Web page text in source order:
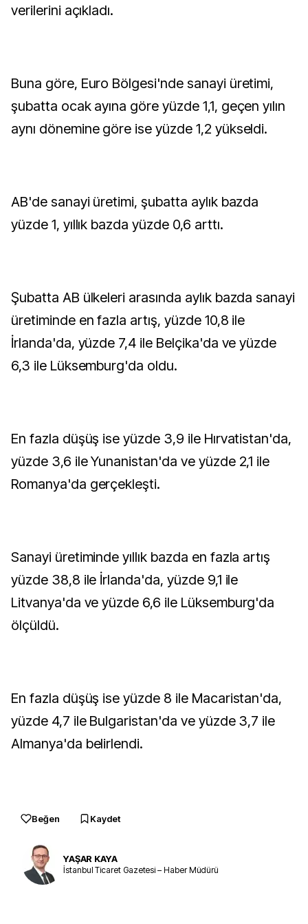
verilerini açıkladı.
Buna göre, Euro Bölgesi'nde sanayi üretimi,
şubatta ocak ayına göre yüzde 1,1, geçen yılın
aynı dönemine göre ise yüzde 1,2 yükseldi.
AB'de sanayi üretimi, şubatta aylık bazda
yüzde 1, yıllık bazda yüzde 0,6 arttı.
Şubatta AB ülkeleri arasında aylık bazda sanayi
üretiminde en fazla artış, yüzde 10,8 ile
İrlanda'da, yüzde 7,4 ile Belçika'da ve yüzde
6,3 ile Lüksemburg'da oldu.
En fazla düşüş ise yüzde 3,9 ile Hırvatistan'da,
yüzde 3,6 ile Yunanistan'da ve yüzde 2,1 ile
Romanya'da gerçekleşti.
Sanayi üretiminde yıllık bazda en fazla artış
yüzde 38,8 ile İrlanda'da, yüzde 9,1 ile
Litvanya'da ve yüzde 6,6 ile Lüksemburg'da
ölçüldü.
En fazla düşüş ise yüzde 8 ile Macaristan'da,
yüzde 4,7 ile Bulgaristan'da ve yüzde 3,7 ile
Almanya'da belirlendi.
Beğen Kaydet
YAŞAR KAYA
İstanbul Ticaret Gazetesi – Haber Müdürü